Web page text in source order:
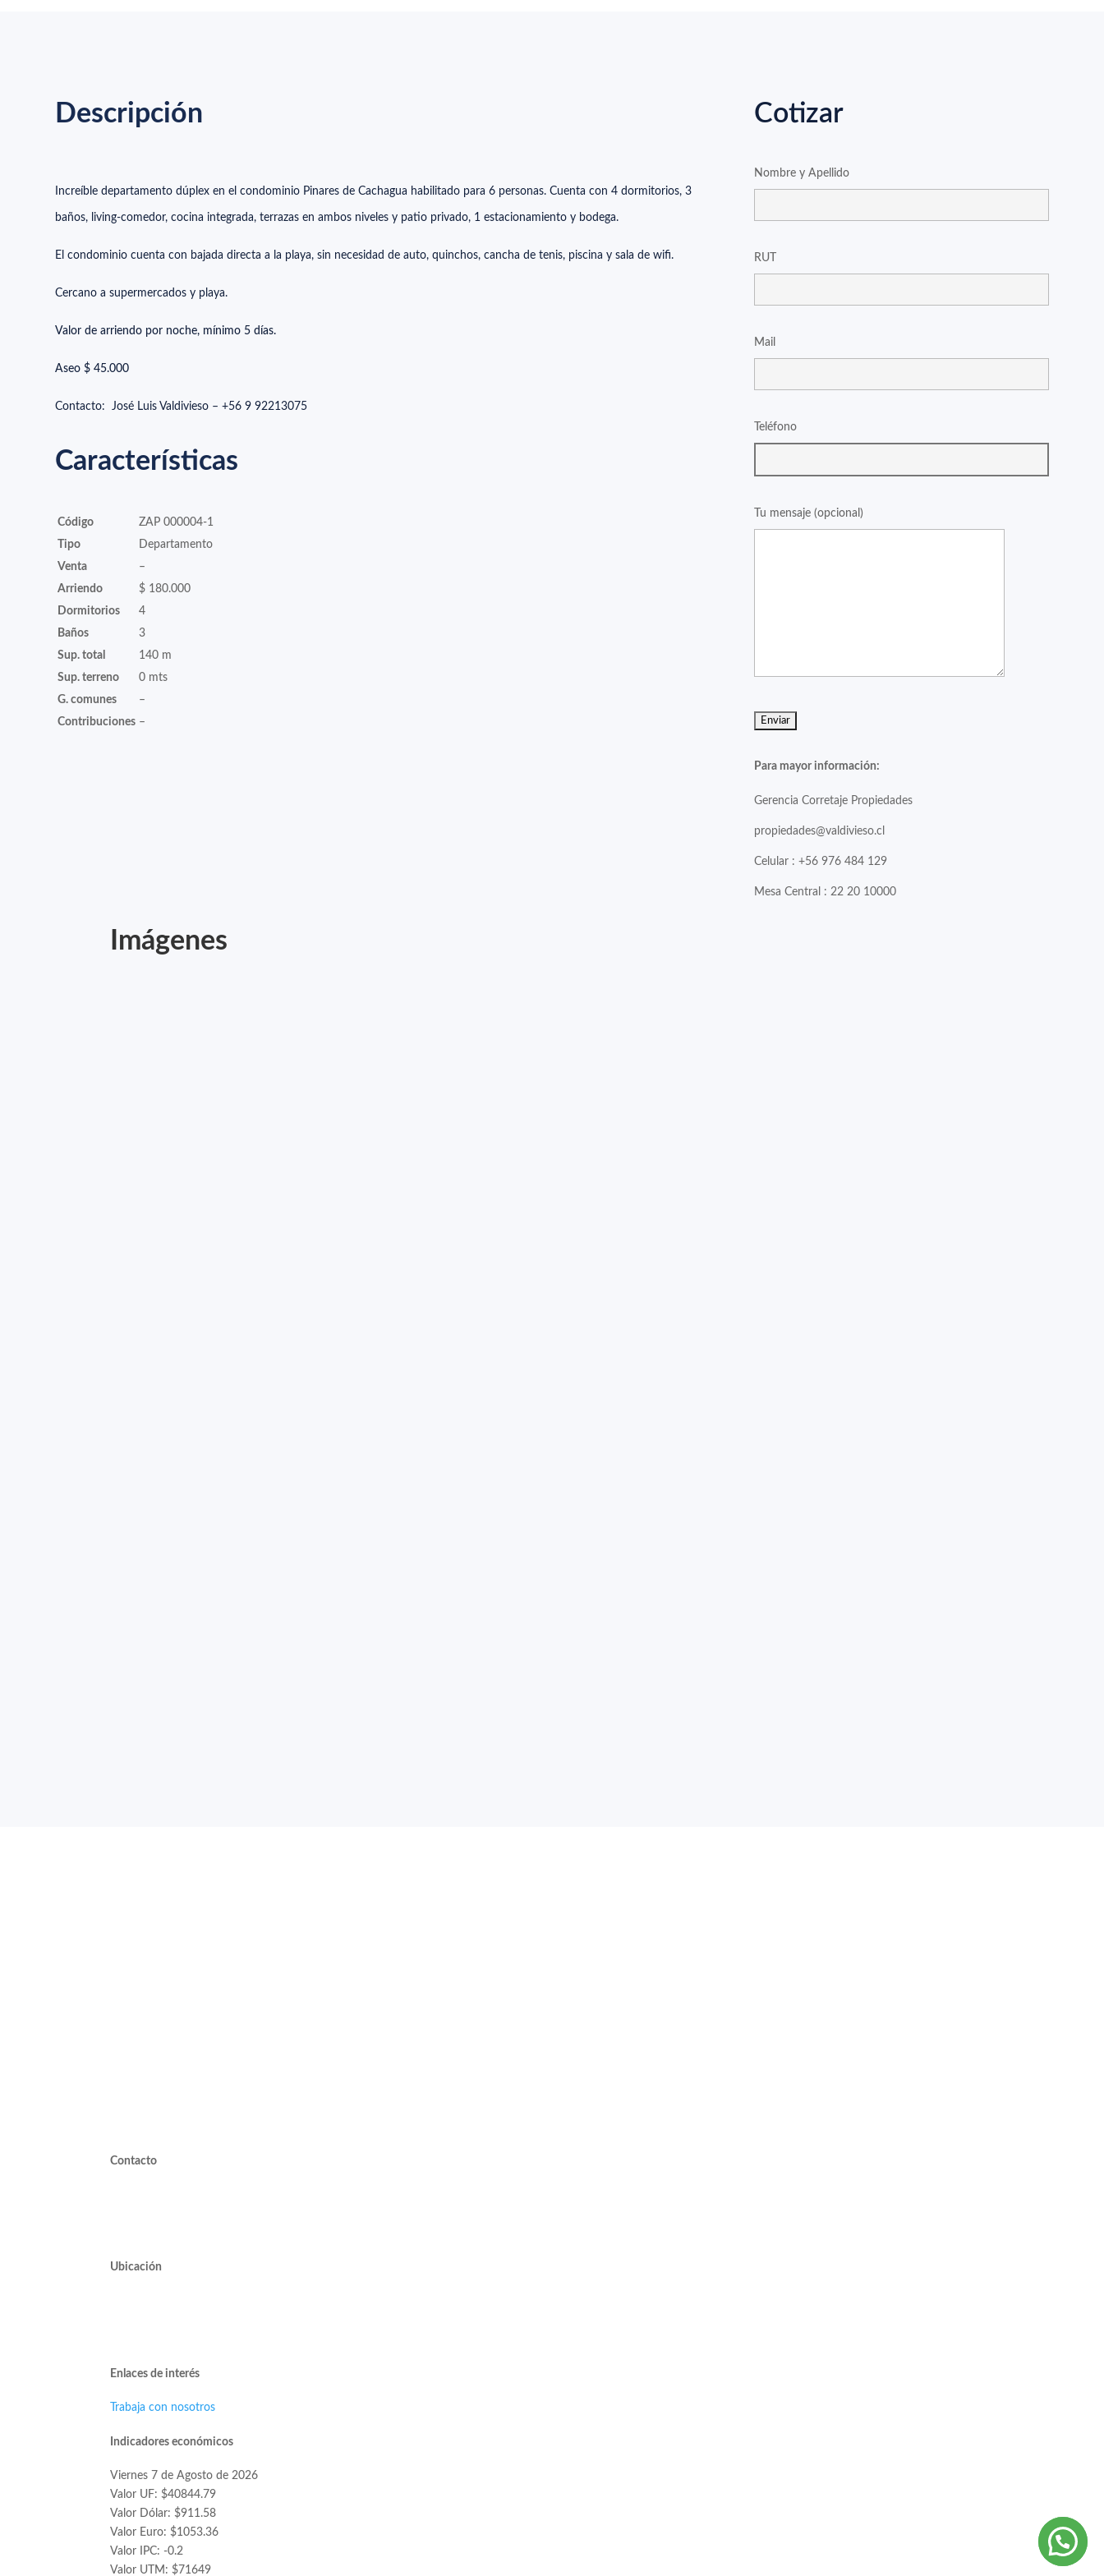
Descripción
Increíble departamento dúplex en el condominio Pinares de Cachagua habilitado para 6 personas. Cuenta con 4 dormitorios, 3
baños, living-comedor, cocina integrada, terrazas en ambos niveles y patio privado, 1 estacionamiento y bodega.
El condominio cuenta con bajada directa a la playa, sin necesidad de auto, quinchos, cancha de tenis, piscina y sala de wifi.
Cercano a supermercados y playa.
Valor de arriendo por noche, mínimo 5 días.
Aseo $ 45.000
Contacto: José Luis Valdivieso – +56 9 92213075
Características
Código
ZAP 000004-1
Tipo
Departamento
Venta
–
Arriendo
$ 180.000
Dormitorios
4
Baños
3
Sup. total
140 m
Sup. terreno
0 mts
G. comunes
–
Contribuciones –
Cotizar
Nombre y Apellido
RUT
Mail
Teléfono
Tu mensaje (opcional)
Para mayor información:
Gerencia Corretaje Propiedades
propiedades@valdivieso.cl
Celular : +56 976 484 129
Mesa Central : 22 20 10000
Imágenes
Contacto
Ubicación
Enlaces de interés
Trabaja con nosotros
Indicadores económicos
Viernes 7 de Agosto de 2026
Valor UF: $40844.79
Valor Dólar: $911.58
Valor Euro: $1053.36
Valor IPC: -0.2
Valor UTM: $71649